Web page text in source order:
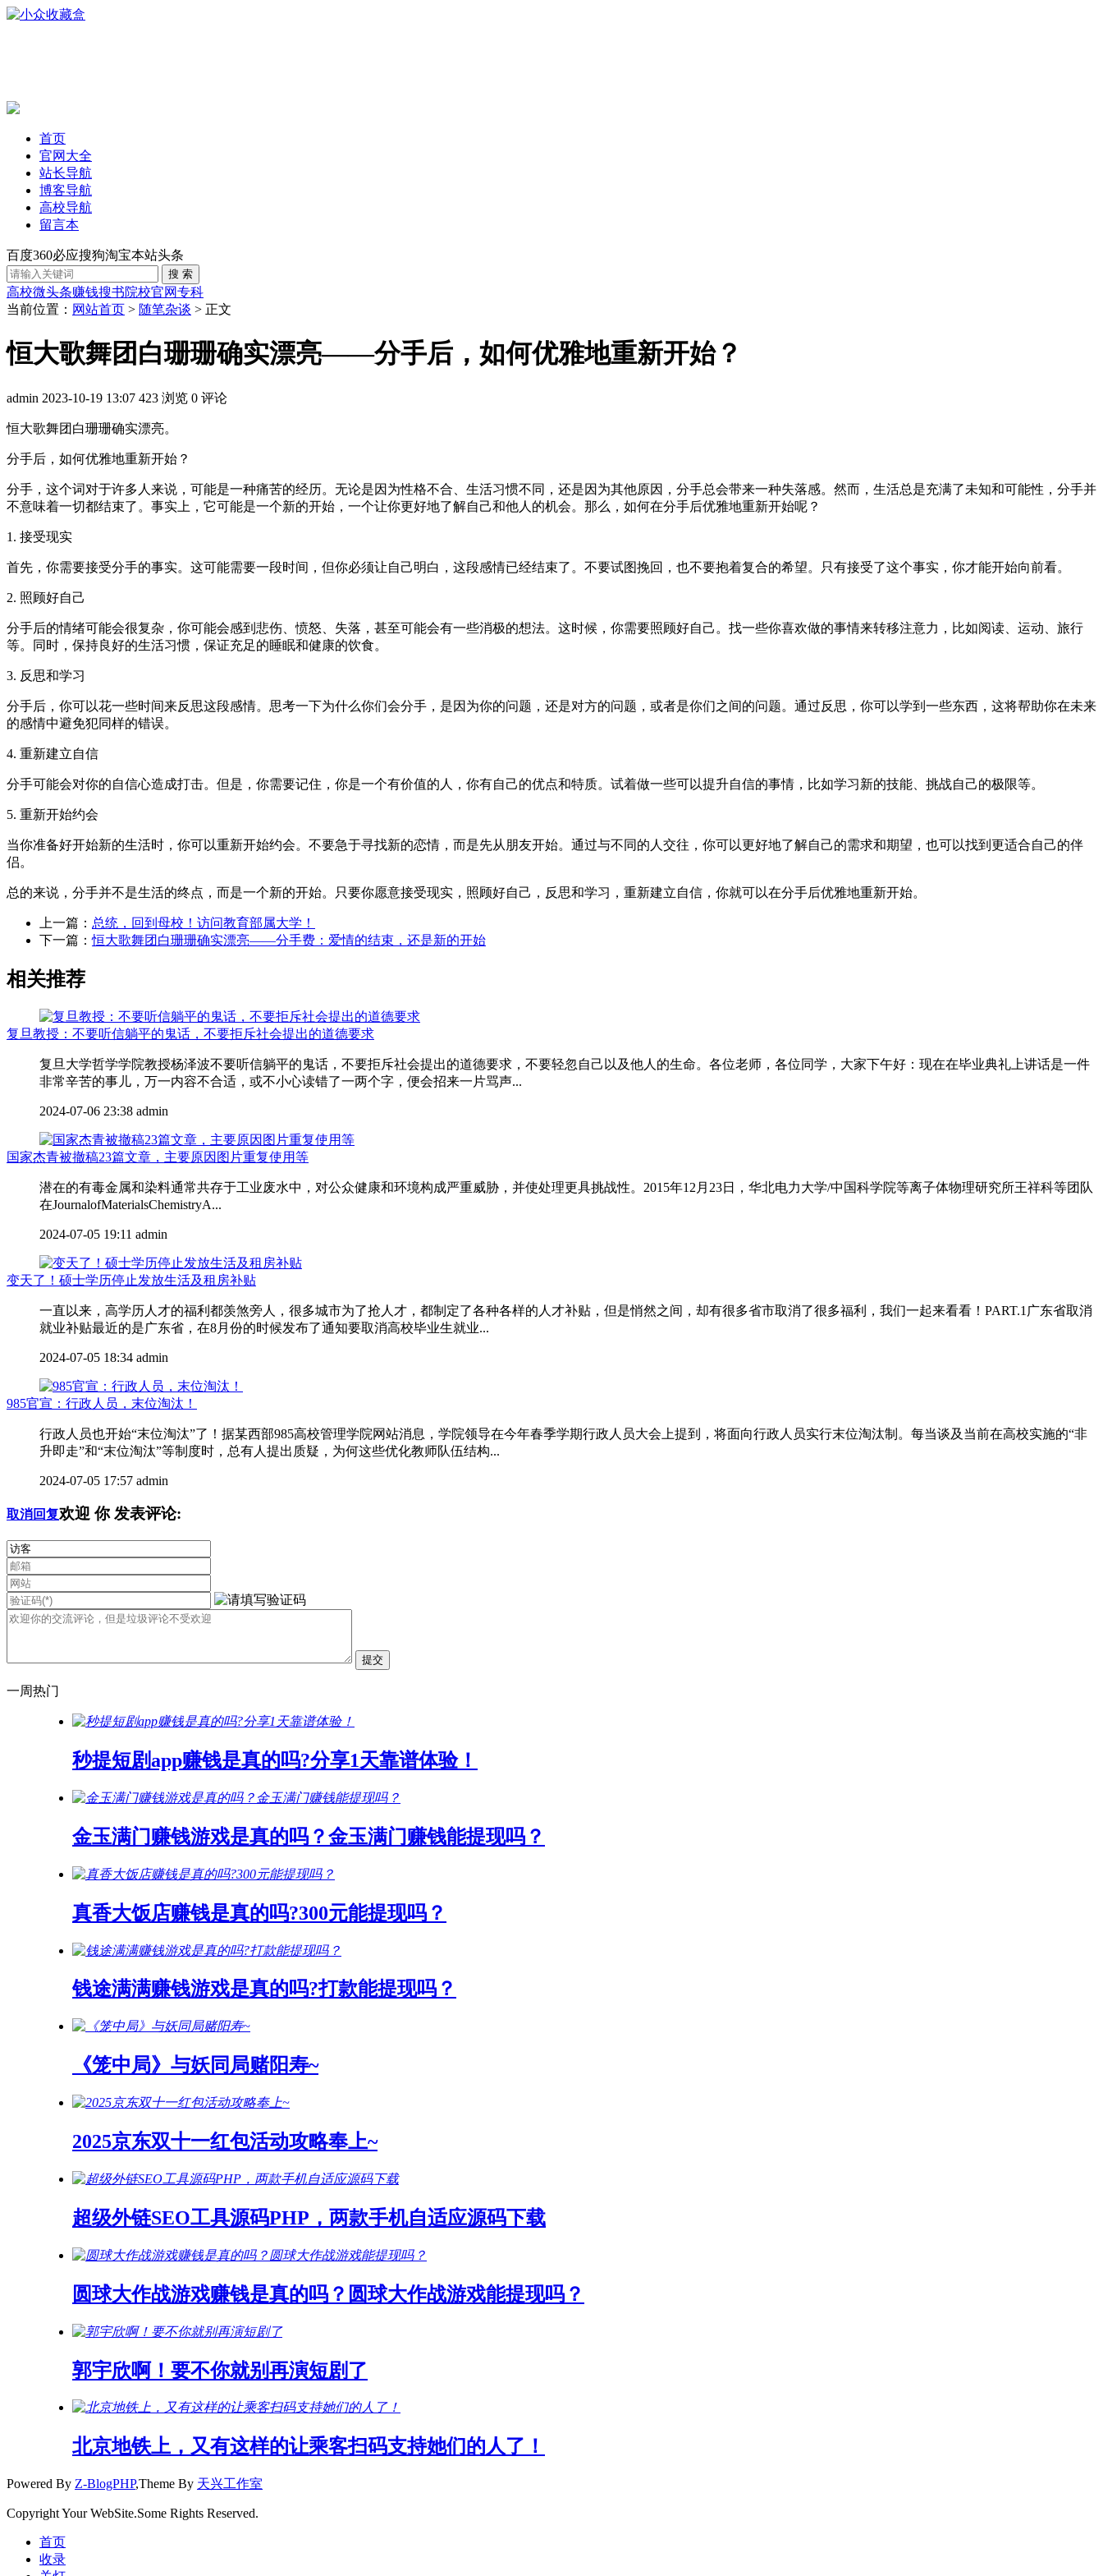
首页
官网大全
站长导航
博客导航
高校导航
留言本
百度360必应搜狗淘宝本站头条
高校微头条赚钱搜书院校官网专科
当前位置： 网站首页 > 随笔杂谈 > 正文
恒大歌舞团白珊珊确实漂亮——分手后，如何优雅地重新开始？
admin 2023-10-19 13:07 423 浏览 0 评论
恒大歌舞团白珊珊确实漂亮。
分手后，如何优雅地重新开始？
分手，这个词对于许多人来说，可能是一种痛苦的经历。无论是因为性格不合、生活习惯不同，还是因为其他原因，分手总会带来一种失落感。然而，生活总是充满了未知和可能性，分手并
不意味着一切都结束了。事实上，它可能是一个新的开始，一个让你更好地了解自己和他人的机会。那么，如何在分手后优雅地重新开始呢？
1. 接受现实
首先，你需要接受分手的事实。这可能需要一段时间，但你必须让自己明白，这段感情已经结束了。不要试图挽回，也不要抱着复合的希望。只有接受了这个事实，你才能开始向前看。
2. 照顾好自己
分手后的情绪可能会很复杂，你可能会感到悲伤、愤怒、失落，甚至可能会有一些消极的想法。这时候，你需要照顾好自己。找一些你喜欢做的事情来转移注意力，比如阅读、运动、旅行
等。同时，保持良好的生活习惯，保证充足的睡眠和健康的饮食。
3. 反思和学习
分手后，你可以花一些时间来反思这段感情。思考一下为什么你们会分手，是因为你的问题，还是对方的问题，或者是你们之间的问题。通过反思，你可以学到一些东西，这将帮助你在未来
的感情中避免犯同样的错误。
4. 重新建立自信
分手可能会对你的自信心造成打击。但是，你需要记住，你是一个有价值的人，你有自己的优点和特质。试着做一些可以提升自信的事情，比如学习新的技能、挑战自己的极限等。
5. 重新开始约会
当你准备好开始新的生活时，你可以重新开始约会。不要急于寻找新的恋情，而是先从朋友开始。通过与不同的人交往，你可以更好地了解自己的需求和期望，也可以找到更适合自己的伴
侣。
总的来说，分手并不是生活的终点，而是一个新的开始。只要你愿意接受现实，照顾好自己，反思和学习，重新建立自信，你就可以在分手后优雅地重新开始。
上一篇： 总统，回到母校！访问教育部属大学！
下一篇：恒大歌舞团白珊珊确实漂亮——分手费：爱情的结束，还是新的开始
相关推荐
复旦教授：不要听信躺平的鬼话，不要拒斥社会提出的道德要求
复旦大学哲学学院教授杨泽波不要听信躺平的鬼话，不要拒斥社会提出的道德要求，不要轻忽自己以及他人的生命。各位老师，各位同学，大家下午好：现在在毕业典礼上讲话是一件
非常辛苦的事儿，万一内容不合适，或不小心读错了一两个字，便会招来一片骂声...
2024-07-06 23:38 admin
国家杰青被撤稿23篇文章，主要原因图片重复使用等
潜在的有毒金属和染料通常共存于工业废水中，对公众健康和环境构成严重威胁，并使处理更具挑战性。2015年12月23日，华北电力大学/中国科学院等离子体物理研究所王祥科等团队
在JournalofMaterialsChemistryA...
2024-07-05 19:11 admin
变天了！硕士学历停止发放生活及租房补贴
一直以来，高学历人才的福利都羡煞旁人，很多城市为了抢人才，都制定了各种各样的人才补贴，但是悄然之间，却有很多省市取消了很多福利，我们一起来看看！PART.1广东省取消
就业补贴最近的是广东省，在8月份的时候发布了通知要取消高校毕业生就业...
2024-07-05 18:34 admin
985官宣：行政人员，末位淘汰！
行政人员也开始“末位淘汰”了！据某西部985高校管理学院网站消息，学院领导在今年春季学期行政人员大会上提到，将面向行政人员实行末位淘汰制。每当谈及当前在高校实施的“非
升即走”和“末位淘汰”等制度时，总有人提出质疑，为何这些优化教师队伍结构...
2024-07-05 17:57 admin
取消回复欢迎 你发表评论:
一周热门
秒提短剧app赚钱是真的吗?分享1天靠谱体验！
金玉满门赚钱游戏是真的吗？金玉满门赚钱能提现吗？
真香大饭店赚钱是真的吗?300元能提现吗？
钱途满满赚钱游戏是真的吗?打款能提现吗？
《笼中局》与妖同局赌阳寿~
2025京东双十一红包活动攻略奉上~
超级外链SEO工具源码PHP，两款手机自适应源码下载
圆球大作战游戏赚钱是真的吗？圆球大作战游戏能提现吗？
郭宇欣啊！要不你就别再演短剧了
北京地铁上，又有这样的让乘客扫码支持她们的人了！
Powered By Z-BlogPHP,Theme By 天兴工作室
Copyright Your WebSite.Some Rights Reserved.
首页
收录